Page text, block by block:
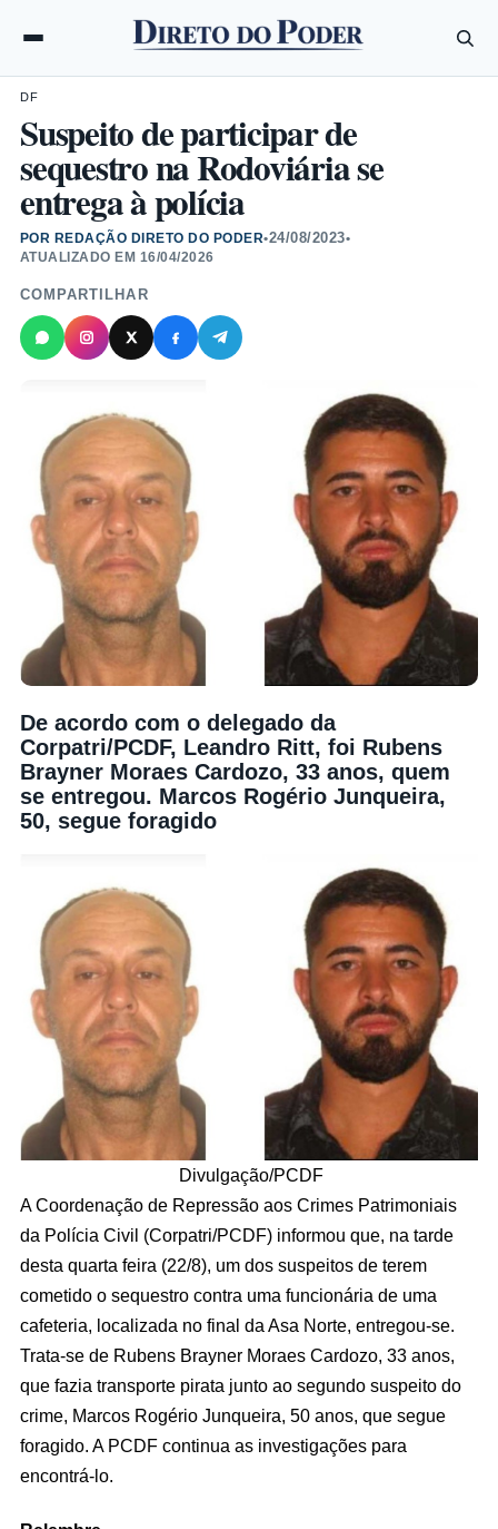
DF
Suspeito de participar de
sequestro na Rodoviária se
entrega à polícia
POR REDAÇÃO DIRETO DO PODER•24/08/2023•
ATUALIZADO EM 16/04/2026
COMPARTILHAR
De acordo com o delegado da
Corpatri/PCDF, Leandro Ritt, foi Rubens
Brayner Moraes Cardozo, 33 anos, quem
se entregou. Marcos Rogério Junqueira,
50, segue foragido
Divulgação/PCDF
A Coordenação de Repressão aos Crimes Patrimoniais
da Polícia Civil (Corpatri/PCDF) informou que, na tarde
desta quarta feira (22/8), um dos suspeitos de terem
cometido o sequestro contra uma funcionária de uma
cafeteria, localizada no final da Asa Norte, entregou-se.
Trata-se de Rubens Brayner Moraes Cardozo, 33 anos,
que fazia transporte pirata junto ao segundo suspeito do
crime, Marcos Rogério Junqueira, 50 anos, que segue
foragido. A PCDF continua as investigações para
encontrá-lo.